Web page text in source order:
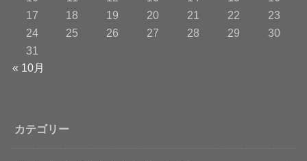
17
18 19 20 21 22
23
24
25 26 27 28 29
30
31
« 10月
カテゴリー